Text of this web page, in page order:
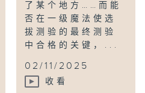
了某个地方……而能
否在一级魔法使选
拔测验的最终测验
中合格的关键，...
02/11/2025
收看